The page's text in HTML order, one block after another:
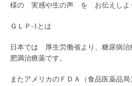
様の 実感や生の声 を お伝えしよ
ＧＬＰ-1とは
日本では 厚生労働省より、糖尿病治
肥満治療薬です。
またアメリカのＦＤＡ（食品医薬品